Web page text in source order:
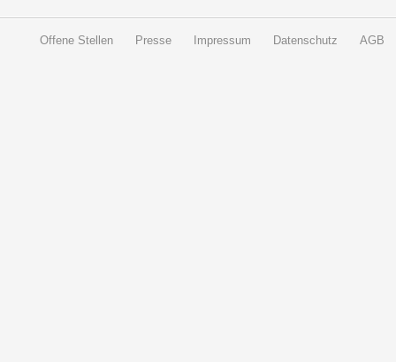
Offene Stellen Presse Impressum Datenschutz AGB